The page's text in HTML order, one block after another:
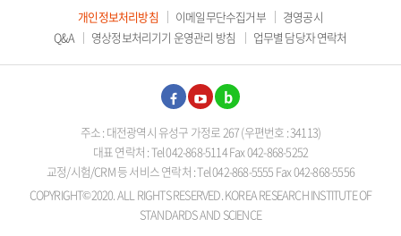
개인정보처리방침 이메일무단수집거부
경영공시
Q&A
영상정보처리기기 운영관리 방침 업무별 담당자 연락처
스북
브
그
주소 : 대전광역시 유성구 가정로 267 (우편번호 : 34113)
대표 연락처 : Tel 042-868-5114 Fax 042-868-5252
교정/시험/CRM 등 서비스 연락처 : Tel 042-868-5555 Fax 042-868-5556
COPYRIGHT©2020. ALL RIGHTS RESERVED. KOREA RESEARCH INSTITUTE OF
STANDARDS AND SCIENCE